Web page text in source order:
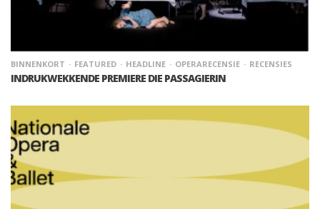
BINNENKORT FEATURED HEADLINE OPERARECENSIE RECENSIES
INDRUKWEKKENDE PREMIERE DIE PASSAGIERIN